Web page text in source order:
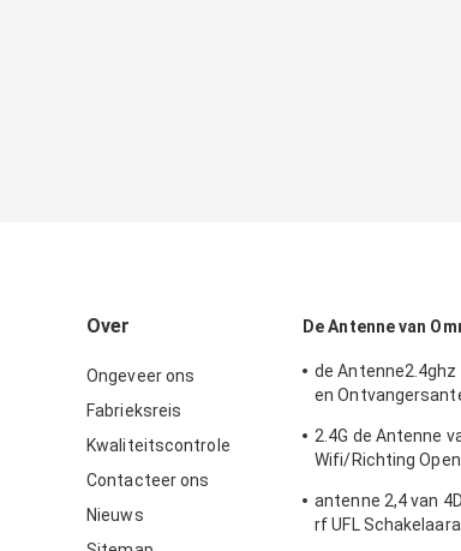
Over
Ongeveer ons
Fabrieksreis
Kwaliteitscontrole
Contacteer ons
Nieuws
De Antenne van
de Antenne2.4ghz
en
2.4G de Antenne
Wifi/Richting
antenne 2,4 van
rf UFL